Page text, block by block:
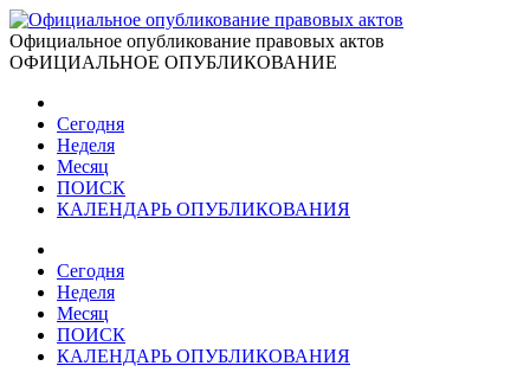
Официальное опубликование правовых актов
ОФИЦИАЛЬНОЕ ОПУБЛИКОВАНИЕ
Сегодня
Неделя
Месяц
ПОИСК
КАЛЕНДАРЬ ОПУБЛИКОВАНИЯ
Сегодня
Неделя
Месяц
ПОИСК
КАЛЕНДАРЬ ОПУБЛИКОВАНИЯ